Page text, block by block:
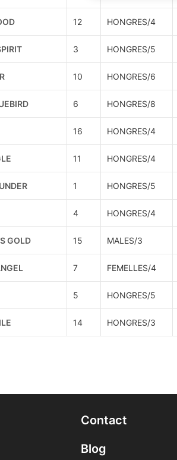
12 HONGRES/4
3 HONGRES/5
10 HONGRES/6
6 HONGRES/8
16 HONGRES/4
11 HONGRES/4
1 HONGRES/5
4 HONGRES/4
GOLD 15 MALES/3
7 FEMELLES/4
5 HONGRES/5
14 HONGRES/3
Contact
Blog